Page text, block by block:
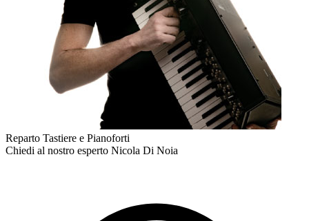
Reparto Tastiere e Pianoforti
Chiedi al nostro esperto Nicola Di Noia